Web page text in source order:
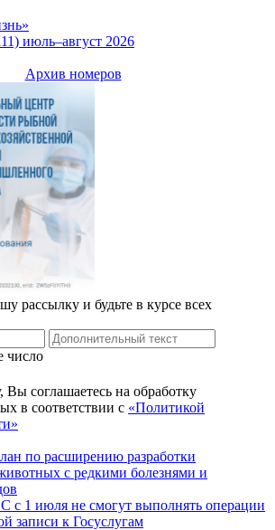
июль–август 2026
Архив номеров
рассылку и будьте в курсе всех
число
соглашаетесь на обработку
в соответствии с «Политикой
по расширению разработки
с редкими болезнями и
с 1 июля не смогут выполнять операции
записи к Госуслугам